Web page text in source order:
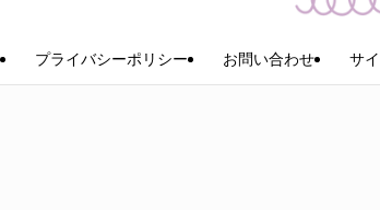
プライバシーポリシー お問い合わせ サ